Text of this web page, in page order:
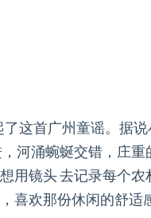
这首广州童谣。据
河涌蜿蜒交错，庄
用镜头 去记录每个
喜欢那份休闲的舒适